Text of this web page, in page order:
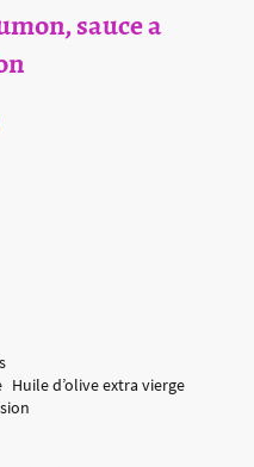
sauce a
d’olive extra vierge